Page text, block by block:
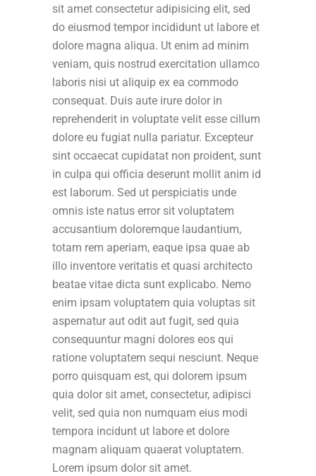
sit amet consectetur adipisicing elit, sed
do eiusmod tempor incididunt ut labore et
dolore magna aliqua. Ut enim ad minim
veniam, quis nostrud exercitation ullamco
laboris nisi ut aliquip ex ea commodo
consequat. Duis aute irure dolor in
reprehenderit in voluptate velit esse cillum
dolore eu fugiat nulla pariatur. Excepteur
sint occaecat cupidatat non proident, sunt
in culpa qui officia deserunt mollit anim id
est laborum. Sed ut perspiciatis unde
omnis iste natus error sit voluptatem
accusantium doloremque laudantium,
totam rem aperiam, eaque ipsa quae ab
illo inventore veritatis et quasi architecto
beatae vitae dicta sunt explicabo. Nemo
enim ipsam voluptatem quia voluptas sit
aspernatur aut odit aut fugit, sed quia
consequuntur magni dolores eos qui
ratione voluptatem sequi nesciunt. Neque
porro quisquam est, qui dolorem ipsum
quia dolor sit amet, consectetur, adipisci
velit, sed quia non numquam eius modi
tempora incidunt ut labore et dolore
magnam aliquam quaerat voluptatem.
Lorem ipsum dolor sit amet.